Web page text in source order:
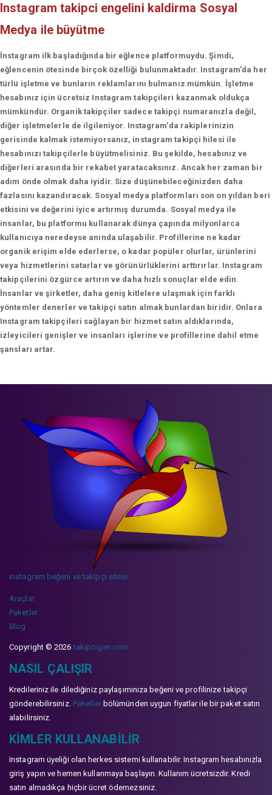
Instagram takipci engelini kaldirma Sosyal
Medya ile büyütme
İnstagram ilk başladığında bir eğlence platformuydu. Şimdi,
eğlencenin ötesinde birçok özelliği bulunmaktadır. Instagram'da her
türlü işletme ve bunların reklamlarını bulmanız mümkün. İşletme
hesabınız için ücretsiz Instagram takipçileri kazanmak oldukça
mümkündür. Organik takipçiler sadece takipçi numaranızla değil,
diğer işletmelerle de ilgileniyor. Instagram'da rakiplerinizin
gerisinde kalmak istemiyorsanız, instagram takipçi hilesi ile
hesabınızı takipçilerle büyütmelisiniz. Bu şekilde, hesabınız ve
diğerleri arasında bir rekabet yaratacaksınız. Ancak her zaman bir
adım önde olmak daha iyidir. Size düşünebileceğinizden daha
fazlasını kazandıracak. Sosyal medya platformları son on yıldan beri
etkisini ve değerini iyice artırmış durumda. Sosyal medya ile
insanlar, bu platformu kullanarak dünya çapında milyonlarca
kullanıcıya neredeyse anında ulaşabilir. Profillerine ne kadar
organik erişim elde ederlerse, o kadar popüler olurlar, ürünlerini
veya hizmetlerini satarlar ve görünürlüklerini arttırırlar. Instagram
takipçilerini özgürce artırın ve daha hızlı sonuçlar elde edin.
İnsanlar ve şirketler, daha geniş kitlelere ulaşmak için farklı
yöntemler denerler ve takipçi satın almak bunlardan biridir. Onlara
Instagram takipçileri sağlayan bir hizmet satın aldıklarında,
izleyicileri genişler ve insanları işlerine ve profillerine dahil etme
şansları artar.
instagram beğeni ve takipçi sitesi
Araçlar
Paketler
Blog
Copyright © 2026takipcigen.com
NASIL ÇALIŞIR
Kredileriniz ile dilediğiniz paylaşımınıza beğeni ve profilinize takipçi
gönderebilirsiniz. Paketlerbölümünden uygun fiyatlar ile bir paket satın
alabilirsiniz.
KIMLER KULLANABILIR
Instagram üyeliği olan herkes sistemi kullanabilir. Instagram hesabınızla
giriş yapın ve hemen kullanmaya başlayın. Kullanım ücretsizdir. Kredi
satın almadıkça hiçbir ücret ödemezsiniz.